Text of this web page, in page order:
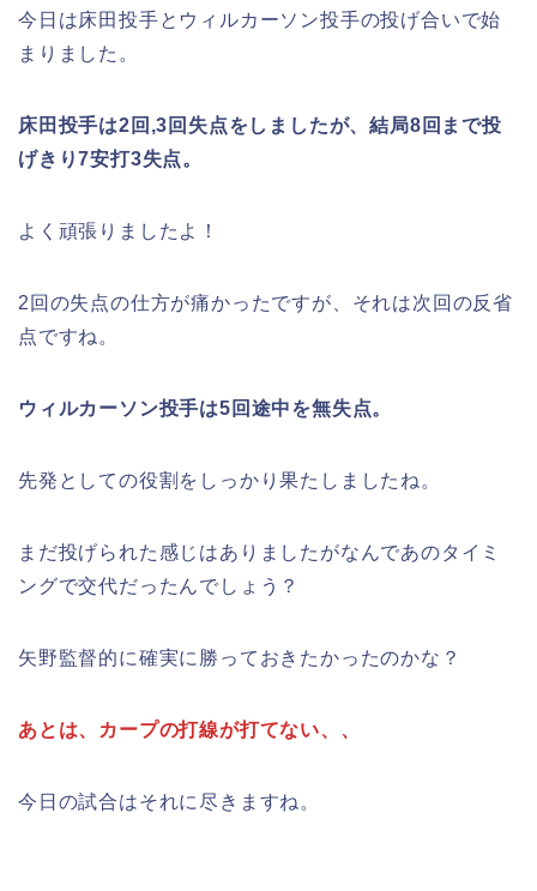
今日は床田投手とウィルカーソン投手の投げ合いで始
まりました。
床田投手は2回,3回失点をしましたが、結局8回まで投
げきり7安打3失点。
よく頑張りましたよ！
2回の失点の仕方が痛かったですが、それは次回の反省
点ですね。
ウィルカーソン投手は5回途中を無失点。
先発としての役割をしっかり果たしましたね。
まだ投げられた感じはありましたがなんであのタイミ
ングで交代だったんでしょう？
矢野監督的に確実に勝っておきたかったのかな？
あとは、カープの打線が打てない、、
今日の試合はそれに尽きますね。